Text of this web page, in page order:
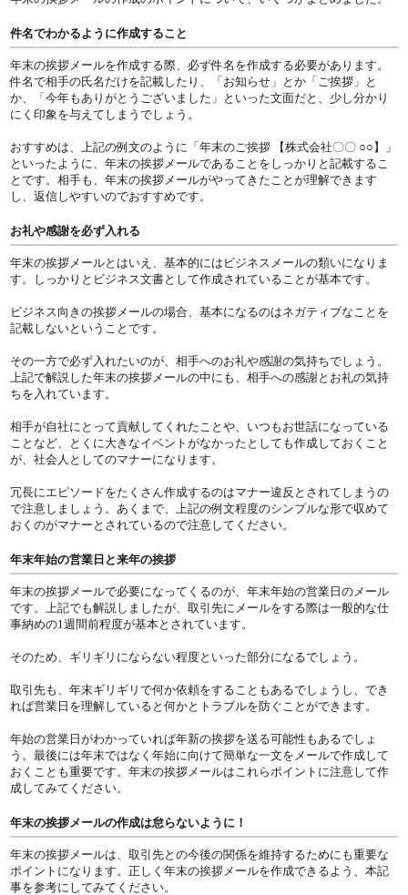
件名でわかるように作成すること
年末の挨拶メールを作成する際、必ず件名を作成する必要があります。
件名で相手の氏名だけを記載したり、「お知らせ」とか「ご挨拶」と
か、「今年もありがとうございました」といった文面だと、少し分かり
にく印象を与えてしまうでしょう。
おすすめは、上記の例文のように「年末のご挨拶 【株式会社〇〇 ○○】」
といったように、年末の挨拶メールであることをしっかりと記載するこ
とです。相手も、年末の挨拶メールがやってきたことが理解できます
し、返信しやすいのでおすすめです。
お礼や感謝を必ず入れる
年末の挨拶メールとはいえ、基本的にはビジネスメールの類いになりま
す。しっかりとビジネス文書として作成されていることが基本です。
ビジネス向きの挨拶メールの場合、基本になるのはネガティブなことを
記載しないということです。
その一方で必ず入れたいのが、相手へのお礼や感謝の気持ちでしょう。
上記で解説した年末の挨拶メールの中にも、相手への感謝とお礼の気持
ちを入れています。
相手が自社にとって貢献してくれたことや、いつもお世話になっている
ことなど、とくに大きなイベントがなかったとしても作成しておくこと
が、社会人としてのマナーになります。
冗長にエピソードをたくさん作成するのはマナー違反とされてしまうの
で注意しましょう。あくまで、上記の例文程度のシンプルな形で収めて
おくのがマナーとされているので注意してください。
年末年始の営業日と来年の挨拶
年末の挨拶メールで必要になってくるのが、年末年始の営業日のメール
です。上記でも解説しましたが、取引先にメールをする際は一般的な仕
事納めの1週間前程度が基本とされています。
そのため、ギリギリにならない程度といった部分になるでしょう。
取引先も、年末ギリギリで何か依頼をすることもあるでしょうし、でき
れば営業日を理解していると何かとトラブルを防ぐことができます。
年始の営業日がわかっていれば年新の挨拶を送る可能性もあるでしょ
う。最後には年末ではなく年始に向けて簡単な一文をメールで作成して
おくことも重要です。年末の挨拶メールはこれらポイントに注意して作
成してみてください。
年末の挨拶メールの作成は怠らないように！
年末の挨拶メールは、取引先との今後の関係を維持するためにも重要な
ポイントになります。正しく年末の挨拶メールを作成できるよう、本記
事を参考にしてみてください。